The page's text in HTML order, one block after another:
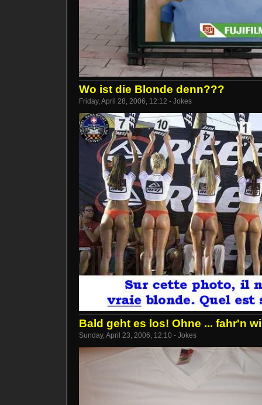
Wo ist die Blonde denn???
Friday, April 28, 2006, 12:12 - Jokes
Bald geht es los! Ohne ... fahr'n
Sunday, April 23, 2006, 12:10 - Jokes